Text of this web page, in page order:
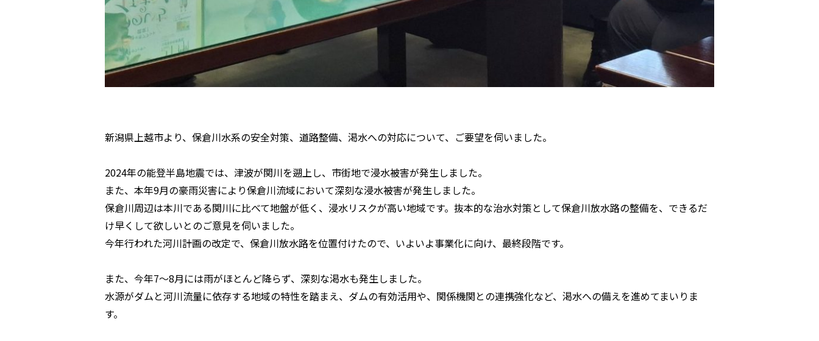
新潟県上越市より、保倉川水系の安全対策、道路整備、渇水への対応について、ご要望を伺いました。
2024年の能登半島地震では、津波が関川を遡上し、市街地で浸水被害が発生しました。
また、本年9月の豪雨災害により保倉川流域において深刻な浸水被害が発生しました。
保倉川周辺は本川である関川に比べて地盤が低く、浸水リスクが高い地域です。抜本的な治水対策として保倉川放水路の整備を、できるだ
け早くして欲しいとのご意見を伺いました。
今年行われた河川計画の改定で、保倉川放水路を位置付けたので、いよいよ事業化に向け、最終段階です。
また、今年7〜8月には雨がほとんど降らず、深刻な渇水も発生しました。
水源がダムと河川流量に依存する地域の特性を踏まえ、ダムの有効活用や、関係機関との連携強化など、渇水への備えを進めてまいりま
す。